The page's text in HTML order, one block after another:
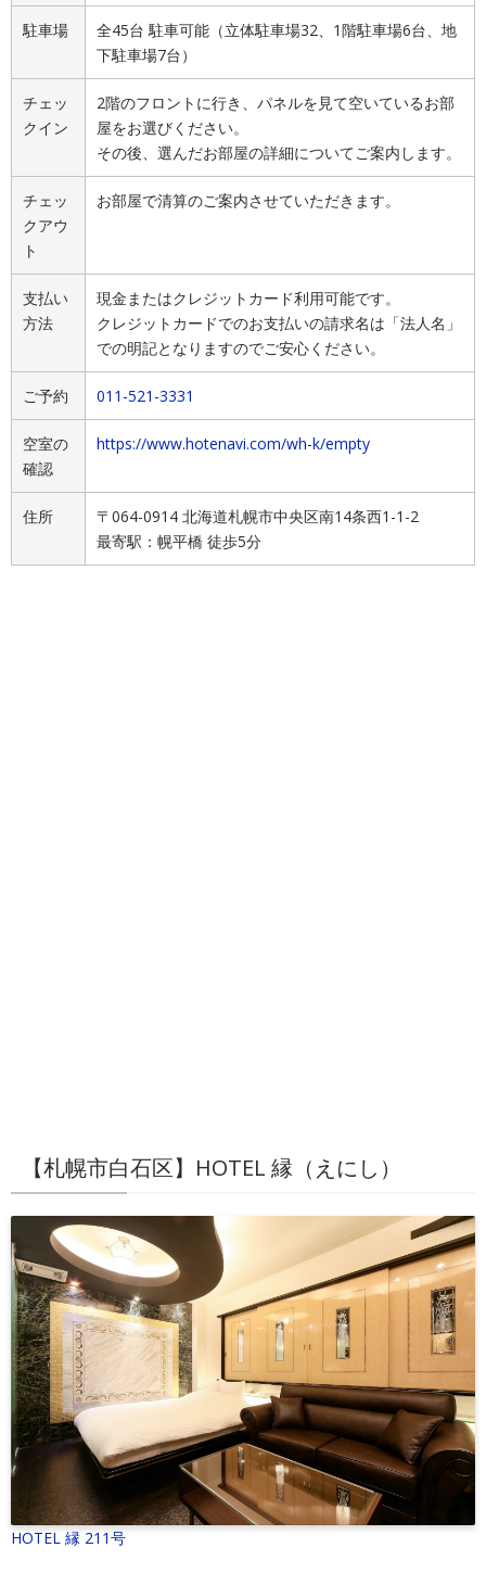
駐車場
全45台 駐車可能（立体駐車場32、1階駐車場6台、地
下駐車場7台）
チェッ
クイン
2階のフロントに行き、パネルを見て空いているお部
屋をお選びください。
その後、選んだお部屋の詳細についてご案内します。
チェッ
クアウ
ト
お部屋で清算のご案内させていただきます。
支払い
方法
現金またはクレジットカード利用可能です。
クレジットカードでのお支払いの請求名は「法人名」
での明記となりますのでご安心ください。
ご予約 011-521-3331
空室の
確認
https://www.hotenavi.com/wh-k/empty
住所
〒064-0914 北海道札幌市中央区南14条西1-1-2
最寄駅：幌平橋 徒歩5分
【札幌市白石区】HOTEL 縁（えにし）
HOTEL 縁 211号